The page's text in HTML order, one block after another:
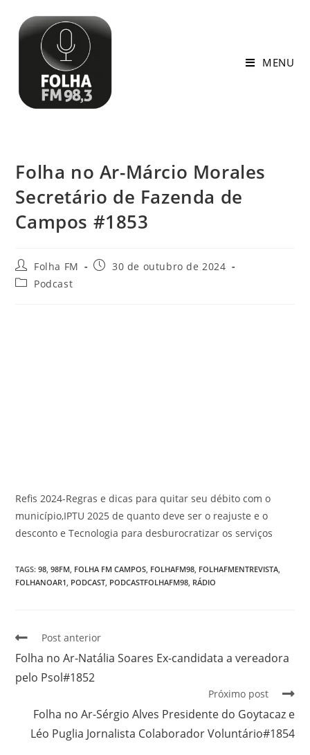
MENU
Folha no Ar-Márcio Morales
Secretário de Fazenda de
Campos #1853
Folha FM
30 de outubro de 2024
Podcast
Refis 2024-Regras e dicas para quitar seu débito com o
município,IPTU 2025 de quanto deve ser o reajuste e o
desconto e Tecnologia para desburocratizar os serviços
TAGS:98 98FM FOLHA FM CAMPOS FOLHAFM98 FOLHAFMENTREVISTA
FOLHANOAR1 PODCAST PODCASTFOLHAFM98 RÁDIO
Post anterior
Folha no Ar-Natália Soares Ex-candidata a vereadora
pelo Psol#1852
Próximo post
Folha no Ar-Sérgio Alves Presidente do Goytacaz e
Léo Puglia Jornalista Colaborador Voluntário#1854